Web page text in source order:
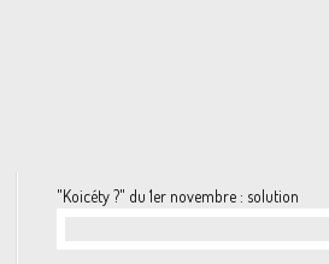
"Koicéty ?" du 1er novembre : solution